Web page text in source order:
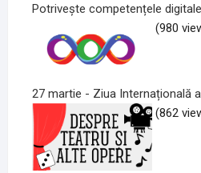
Potrivește competențele
(980
27 martie - Ziua Internațională
(862